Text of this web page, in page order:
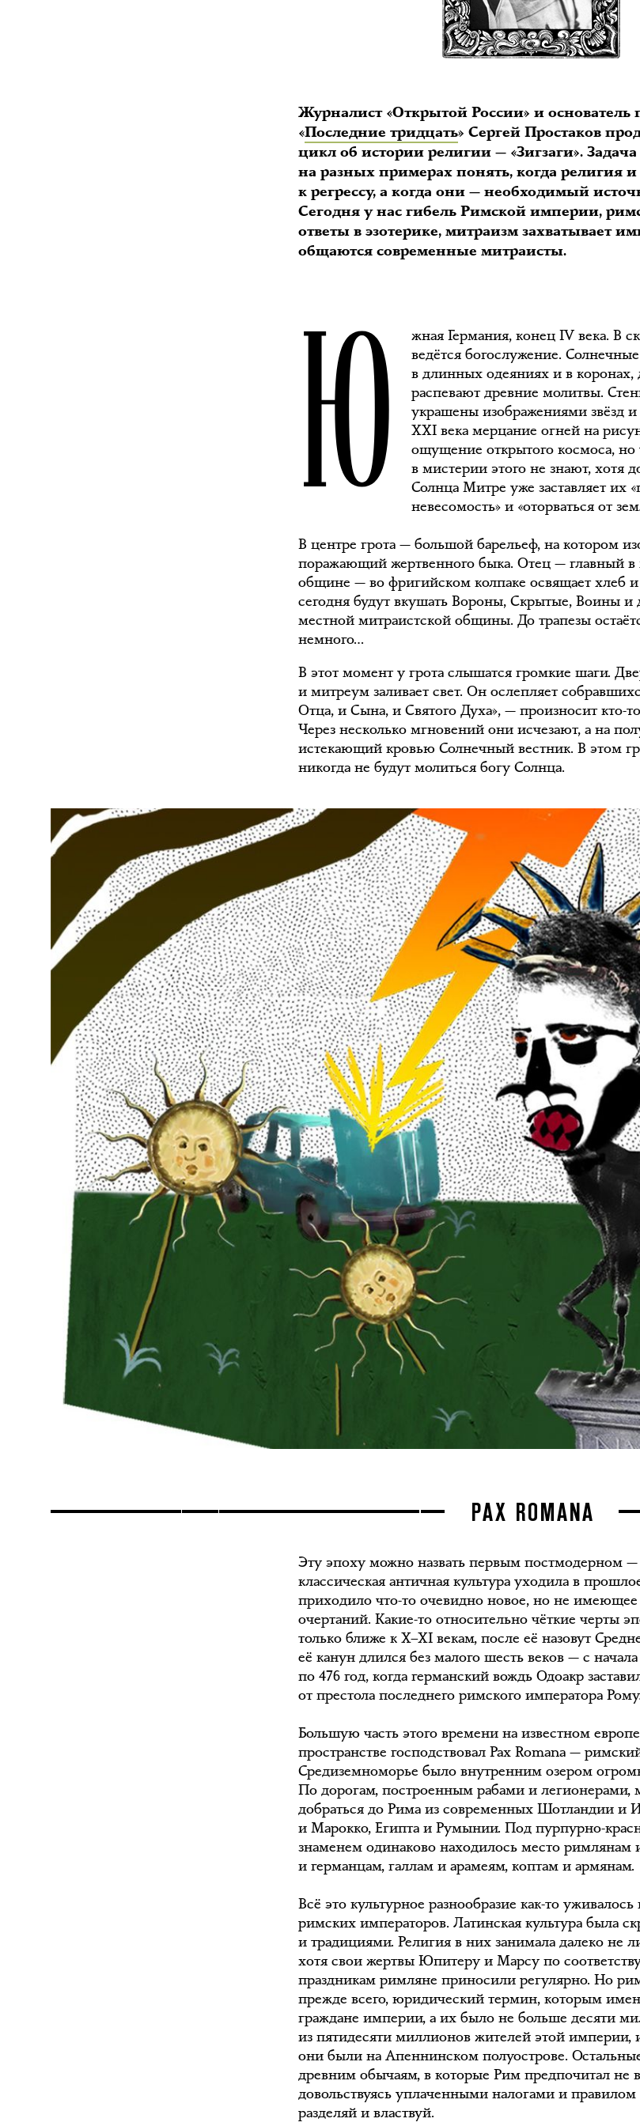
Журналист «Открытой России» и основатель
«Последние тридцать» Сергей Простаков
цикл об истории религии — «Зигзаги».
на разных примерах понять, когда религия и
к регрессу, а когда они — необходимый
Сегодня у нас гибель Римской империи,
ответы в эзотерике, митраизм захватывает
общаются современные митраисты.
Ю
жная Германия, конец IV века. В
ведётся богослужение.
в длинных одеяниях и в коронах,
распевают древние молитвы.
украшены изображениями звёзд
XXI века мерцание огней на
ощущение открытого космоса,
в мистерии этого не знают, хотя
Солнца Митре уже заставляет их
невесомость» и «оторваться от
В центре грота — большой барельеф, на котором
поражающий жертвенного быка. Отец — главный в
общине — во фригийском колпаке освящает хлеб
сегодня будут вкушать Вороны, Скрытые, Воины и
местной митраистской общины. До трапезы
немного…
В этот момент у грота слышатся громкие шаги.
и митреум заливает свет. Он ослепляет
Отца, и Сына, и Святого Духа», — произносит кто-
Через несколько мгновений они исчезают, а на
истекающий кровью Солнечный вестник. В этом
никогда не будут молиться богу Солнца.
PAX ROMANA
Эту эпоху можно назвать первым постмодерном —
классическая античная культура уходила в
приходило что-то очевидно новое, но не
очертаний. Какие-то относительно чёткие черты
только ближе к X–XI векам, после её назовут
её канун длился без малого шесть веков — с
по 476 год, когда германский вождь Одоакр
от престола последнего римского императора
Большую часть этого времени на известном
пространстве господствовал Pax Romana —
Средиземноморье было внутренним озером
По дорогам, построенным рабами и
добраться до Рима из современных Шотландии и
и Марокко, Египта и Румынии. Под пурпурно-
знаменем одинаково находилось место римлянам
и германцам, галлам и арамеям, коптам и армянам.
Всё это культурное разнообразие как-то
римских императоров. Латинская культура была
и традициями. Религия в них занимала далеко не
хотя свои жертвы Юпитеру и Марсу по
праздникам римляне приносили регулярно. Но
прежде всего, юридический термин, которым
граждане империи, а их было не больше десяти
из пятидесяти миллионов жителей этой империи,
они были на Апеннинском полуострове.
древним обычаям, в которые Рим предпочитал не
довольствуясь уплаченными налогами и
разделяй и властвуй.